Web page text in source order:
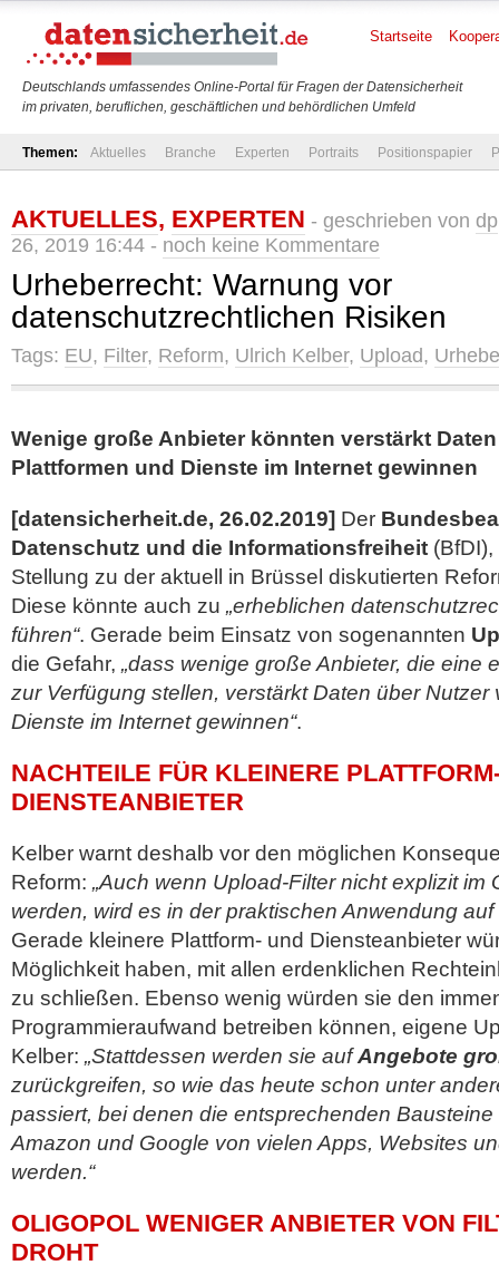
Deutschlands umfassendes Online-Portal für Fragen der Datensicherheit
im privaten, beruflichen, geschäftlichen und behördlichen Umfeld
Startseite
Themen: Aktuelles Branche Experten Portraits Positionspapier
AKTUELLES, EXPERTEN - geschrieben von dp
26, 2019 16:44 - noch keine Kommentare
Urheberrecht: Warnung vor
datenschutzrechtlichen Risiken
Tags: EU, Filter, Reform, Ulrich Kelber, Upload,
Wenige große Anbieter könnten verstärkt
Plattformen und Dienste im Internet gewinnen
[datensicherheit.de, 26.02.2019] Der
Datenschutz und die Informationsfreiheit (BfDI),
Stellung zu der aktuell in Brüssel diskutierten
Diese könnte auch zu „erheblichen
führen“. Gerade beim Einsatz von sogenannten
die Gefahr, „dass wenige große Anbieter, die eine
zur Verfügung stellen, verstärkt Daten über Nutzer
Dienste im Internet gewinnen“.
NACHTEILE FÜR KLEINERE
DIENSTEANBIETER
Kelber warnt deshalb vor den möglichen
Reform: „Auch wenn Upload-Filter nicht explizit im
werden, wird es in der praktischen Anwendung auf
Gerade kleinere Plattform- und Diensteanbieter
Möglichkeit haben, mit allen erdenklichen
zu schließen. Ebenso wenig würden sie den
Programmieraufwand betreiben können, eigene
Kelber: „Stattdessen werden sie aufAngebote
zurückgreifen, so wie das heute schon unter
passiert, bei denen die entsprechenden
Amazon und Google von vielen Apps, Websites
werden.“
OLIGOPOL WENIGER ANBIETER VON
DROHT